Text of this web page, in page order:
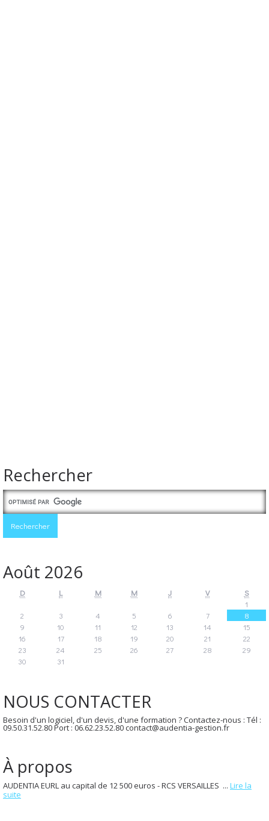
Rechercher
Août 2026
D L M M J V
S
1
2
3 4 5 6 7
8
9
10 11 12 13 14
15
16
17 18 19 20 21
22
23
24 25 26 27 28
29
30
31
NOUS CONTACTER
Besoin d'un logiciel, d'un devis, d'une formation ? Contactez-nous : Tél :
09.50.31.52.80 Port : 06.62.23.52.80 contact@audentia-gestion.fr
À propos
AUDENTIA EURL au capital de 12 500 euros - RCS VERSAILLES ... Lire la
suite